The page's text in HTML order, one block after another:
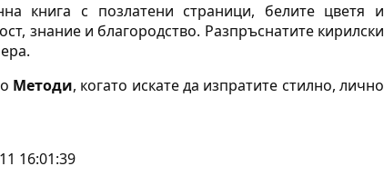
книга с позлатени страници, белите цветя и
знание и благородство. Разпръснатите кирилски
Методи, когато искате да изпратите стилно, лично
16:01:39